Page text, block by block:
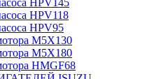
HPV145
HPV118
HPV95
M5X130
M5X180
HMGF68